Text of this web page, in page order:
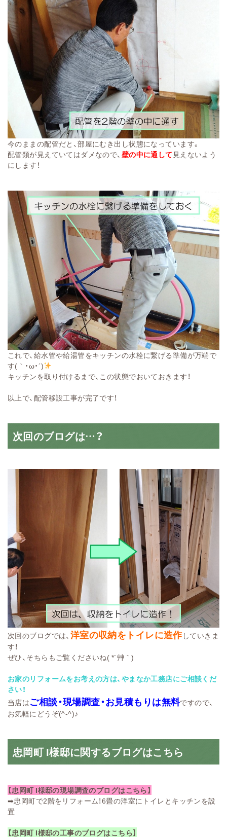
今のままの配管だと、部屋にむき出し状態になっています。
配管類が見えていてはダメなので、 壁の中に通して 見えないよう
にします！
これで、給水管や給湯管をキッチンの水栓に繋げる準備が万端で
す(｀・ω・´)
キッチンを取り付けるまで、この状態でおいておきます！
以上で、配管移設工事が完了です！
次回のブログは…？
次回のブログでは、 洋室の収納をトイレに造作していきま
す！
ぜひ、そちらもご覧くださいね( *´艸｀)
お家のリフォームをお考えの方は、やまなか工務店にご相談くだ
さい！
当店はご相談・現場調査・お見積もりは無料ですので、
お気軽にどうぞ(^-^)♪
忠岡町 I様邸に関するブログはこちら
【忠岡町 I様邸の現場調査のブログはこちら】
➡忠岡町で2階をリフォーム！6畳の洋室にトイレとキッチンを設
置
【忠岡町 I様邸の工事のブログはこちら】